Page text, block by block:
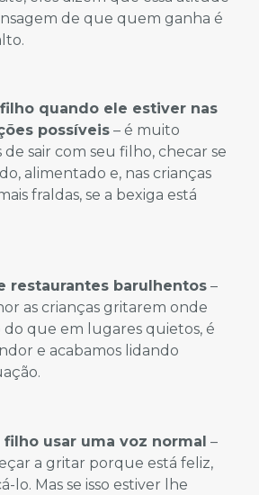
de que quem ganha é
quando ele estiver nas
possíveis – é muito
sair com seu filho, checar se
alimentado e, nas crianças
fraldas, se a bexiga está
restaurantes barulhentos –
as crianças gritarem onde
que em lugares quietos, é
e acabamos lidando
filho usar uma voz normal –
a gritar porque está feliz,
lo. Mas se isso estiver lhe